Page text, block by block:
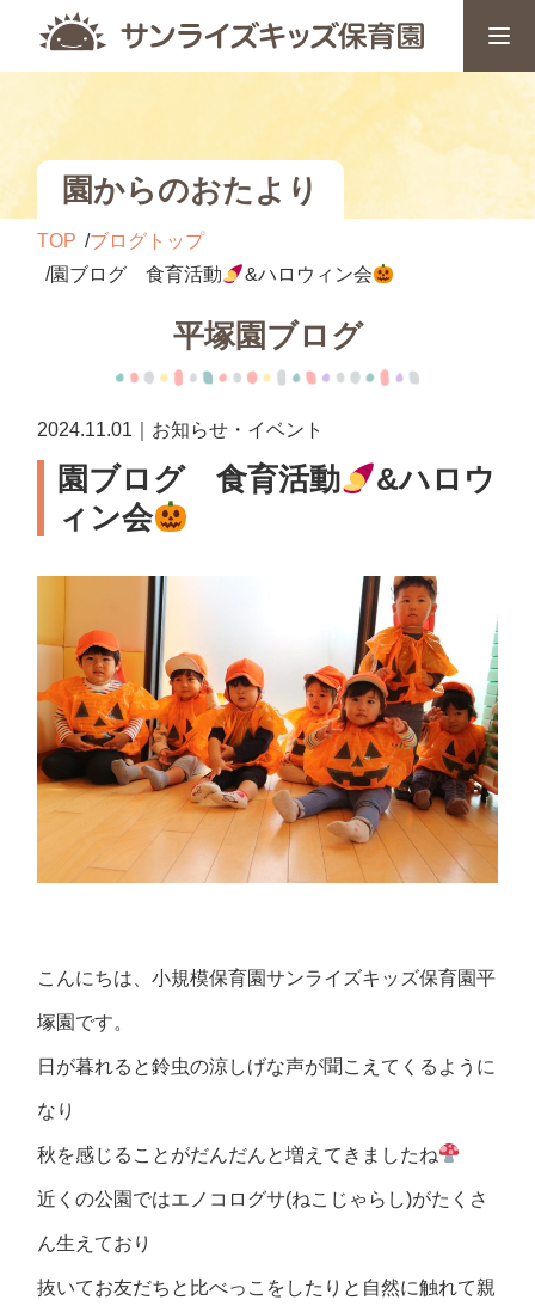
園からのおたより
TOP
ブログトップ
園ブログ 食育活動
&ハロウィン会
平塚園ブログ
2024.11.01｜お知らせ・イベント
園ブログ 食育活動
&ハロウ
ィン会
こんにちは、小規模保育園サンライズキッズ保育園平
塚園です。
日が暮れると鈴虫の涼しげな声が聞こえてくるように
なり
秋を感じることがだんだんと増えてきましたね
近くの公園ではエノコログサ(ねこじゃらし)がたくさ
ん生えており
抜いてお友だちと比べっこをしたりと自然に触れて親